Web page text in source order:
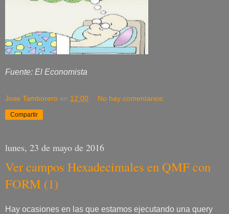
Fuente: El Economista
Jose Tamborero en 12:00 No hay comentarios:
Compartir
lunes, 23 de mayo de 2016
Ver campos Hexadecimales en QMF con
FORM (1)
Hay ocasiones en las que estamos ejecutando una query